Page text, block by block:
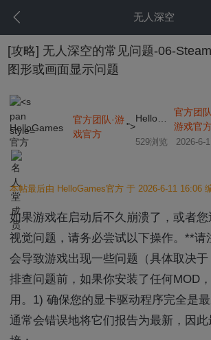
无人深空
[攻略] 无人深空的常见问题-06-
图形或画面显示问题
HelloGames
官方
官方团队·游
戏官方
">
官方团
游戏官
529浏览 2026-6-
本帖最后由 HelloGames官方 于 2026-6-11 16:06
如果游戏在启动后不久崩溃了，或者
视觉问题，请务必尝试以下操作。**请
会导致游戏出现一些问题（具体取决
排查问题前，如果你安装了任何MOD
用。1) 确保您的显卡驱动程序完全是
通常会错误地将它们报告为最新，因